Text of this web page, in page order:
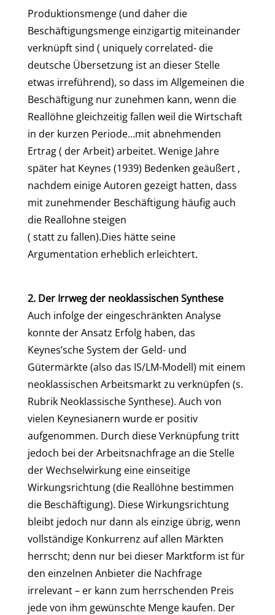
Produktionsmenge (und daher die
Beschäftigungsmenge einzigartig miteinander
verknüpft sind ( uniquely correlated- die
deutsche Übersetzung ist an dieser Stelle
etwas irreführend), so dass im Allgemeinen die
Beschäftigung nur zunehmen kann, wenn die
Reallöhne gleichzeitig fallen weil die Wirtschaft
in der kurzen Periode…mit abnehmenden
Ertrag ( der Arbeit) arbeitet. Wenige Jahre
später hat Keynes (1939) Bedenken geäußert ,
nachdem einige Autoren gezeigt hatten, dass
mit zunehmender Beschäftigung häufig auch
die Reallohne steigen
( statt zu fallen).Dies hätte seine
Argumentation erheblich erleichtert.
2. Der Irrweg der neoklassischen Synthese
Auch infolge der eingeschränkten Analyse
konnte der Ansatz Erfolg haben, das
Keynes’sche System der Geld- und
Gütermärkte (also das IS/LM-Modell) mit einem
neoklassischen Arbeitsmarkt zu verknüpfen (s.
Rubrik Neoklassische Synthese). Auch von
vielen Keynesianern wurde er positiv
aufgenommen. Durch diese Verknüpfung tritt
jedoch bei der Arbeitsnachfrage an die Stelle
der Wechselwirkung eine einseitige
Wirkungsrichtung (die Reallöhne bestimmen
die Beschäftigung). Diese Wirkungsrichtung
bleibt jedoch nur dann als einzige übrig, wenn
vollständige Konkurrenz auf allen Märkten
herrscht; denn nur bei dieser Marktform ist für
den einzelnen Anbieter die Nachfrage
irrelevant – er kann zum herrschenden Preis
jede von ihm gewünschte Menge kaufen. Der